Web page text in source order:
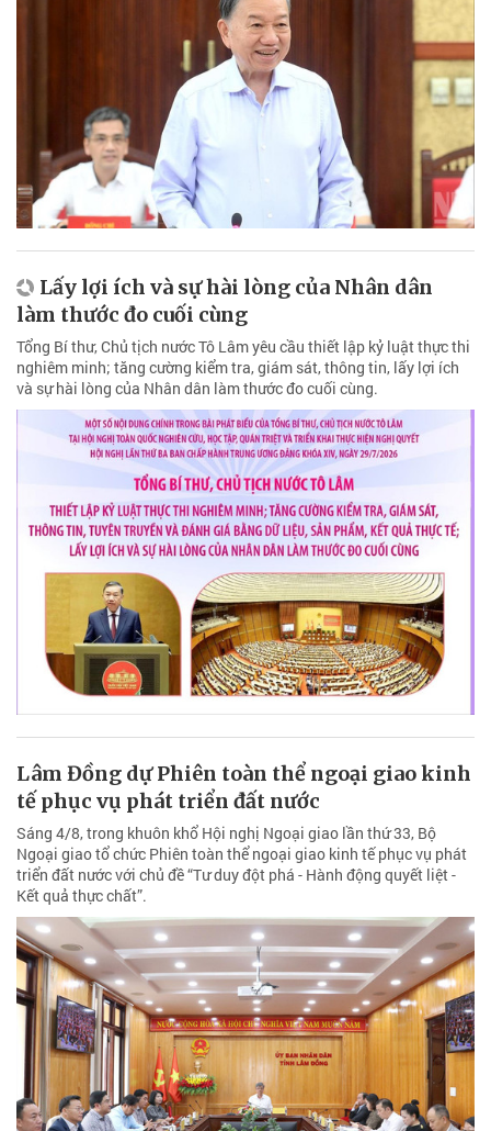
Lấy lợi ích và sự hài lòng của Nhân dân
làm thước đo cuối cùng
Tổng Bí thư, Chủ tịch nước Tô Lâm yêu cầu thiết lập kỷ luật thực thi
nghiêm minh; tăng cường kiểm tra, giám sát, thông tin, lấy lợi ích
và sự hài lòng của Nhân dân làm thước đo cuối cùng.
Lâm Đồng dự Phiên toàn thể ngoại giao kinh
tế phục vụ phát triển đất nước
Sáng 4/8, trong khuôn khổ Hội nghị Ngoại giao lần thứ 33, Bộ
Ngoại giao tổ chức Phiên toàn thể ngoại giao kinh tế phục vụ phát
triển đất nước với chủ đề “Tư duy đột phá - Hành động quyết liệt -
Kết quả thực chất”.